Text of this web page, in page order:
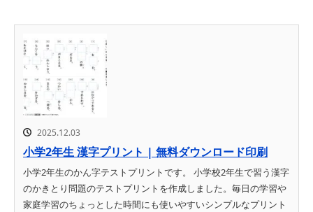
2025.12.03
小学2年生 漢字プリント | 無料ダウンロード印刷
小学2年生のかん字テストプリントです。 小学校2年生で習う漢字
のかきとり問題のテストプリントを作成しました。毎日の学習や
家庭学習のちょっとした時間にも使いやすいシンプルなプリント